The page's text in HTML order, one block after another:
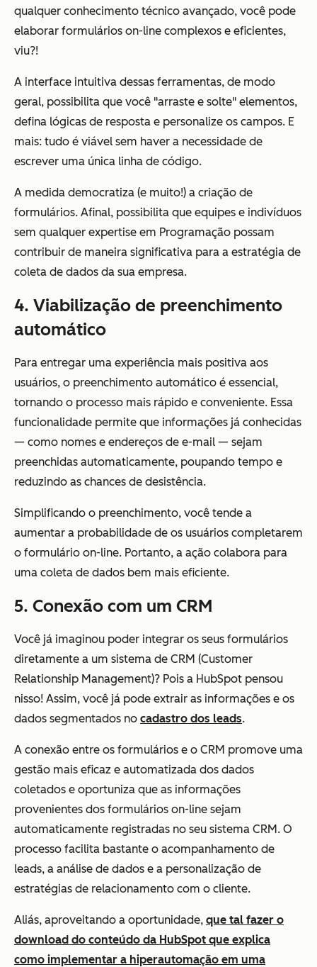
qualquer conhecimento técnico avançado, você pode
elaborar formulários on-line complexos e eficientes,
viu?!
A interface intuitiva dessas ferramentas, de modo
geral, possibilita que você "arraste e solte" elementos,
defina lógicas de resposta e personalize os campos. E
mais: tudo é viável sem haver a necessidade de
escrever uma única linha de código.
A medida democratiza (e muito!) a criação de
formulários. Afinal, possibilita que equipes e indivíduos
sem qualquer expertise em Programação possam
contribuir de maneira significativa para a estratégia de
coleta de dados da sua empresa.
4. Viabilização de preenchimento
automático
Para entregar uma experiência mais positiva aos
usuários, o preenchimento automático é essencial,
tornando o processo mais rápido e conveniente. Essa
funcionalidade permite que informações já conhecidas
— como nomes e endereços de e-mail — sejam
preenchidas automaticamente, poupando tempo e
reduzindo as chances de desistência.
Simplificando o preenchimento, você tende a
aumentar a probabilidade de os usuários completarem
o formulário on-line. Portanto, a ação colabora para
uma coleta de dados bem mais eficiente.
5. Conexão com um CRM
Você já imaginou poder integrar os seus formulários
diretamente a um sistema de CRM (Customer
Relationship Management)? Pois a HubSpot pensou
nisso! Assim, você já pode extrair as informações e os
dados segmentados no cadastro dos leads.
A conexão entre os formulários e o CRM promove uma
gestão mais eficaz e automatizada dos dados
coletados e oportuniza que as informações
provenientes dos formulários on-line sejam
automaticamente registradas no seu sistema CRM. O
processo facilita bastante o acompanhamento de
leads, a análise de dados e a personalização de
estratégias de relacionamento com o cliente.
Aliás, aproveitando a oportunidade, que tal fazer o
download do conteúdo da HubSpot que explica
como implementar a hiperautomação em uma